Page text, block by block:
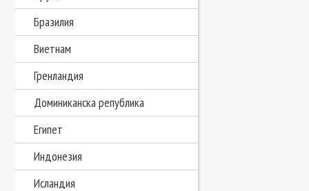
Бразилия
Виетнам
Гренландия
Доминиканска република
Египет
Индонезия
Исландия